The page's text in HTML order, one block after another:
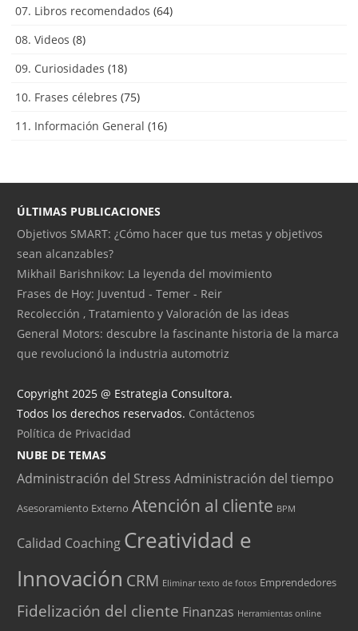
07. Libros recomendados (64)
08. Videos (8)
09. Curiosidades (18)
10. Frases célebres (75)
11. Información General (16)
ÚLTIMAS PUBLICACIONES
Objetivos SMART: ¿Cómo hacer que tus metas y objetivos
sean alcanzables?
Mikhail Barishnikov: La leyenda del movimiento
Frases de Hoy: Juventud - Temer - Reir
Recolección , Tratamiento y Valoración de las ideas
General Motors: descubre la fascinante historia de la marca
que revolucionó la industria automotriz
Copyright 2025 @ Estrategia Consultora.
Todos los derechos reservados. Contáctenos
Política de Privacidad
NUBE DE TEMAS
Administración del Stress Administración del tiempo
Asesoramiento Externo Atención al cliente BPM
Calidad Coaching Creatividad e
Innovación CRM Eliminar texto de fotos Emprendedores
Fidelización del cliente Finanzas Herramientas online